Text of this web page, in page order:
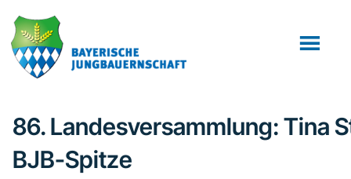
Inhalt
springen
Seitenspalte
springen
Fußzeile
springen
86. Landesversammlung: Tina
BJB-Spitze